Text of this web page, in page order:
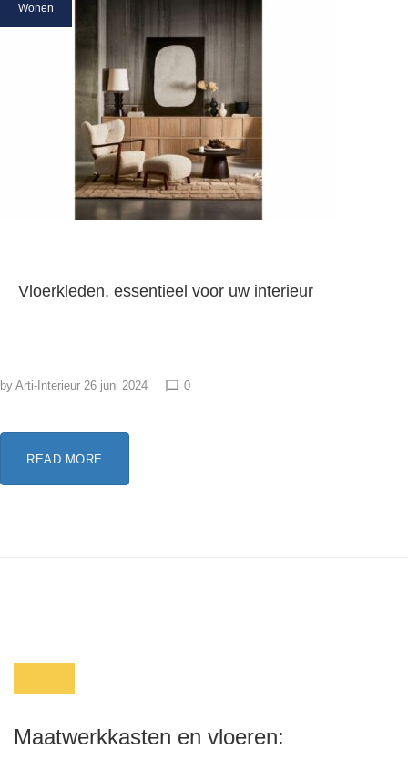
Wonen
Vloerkleden, essentieel voor uw interieur
by Arti-Interieur 26 juni 2024 chat_bubble_outline 0
READ MORE
Maatwerkkasten en vloeren: